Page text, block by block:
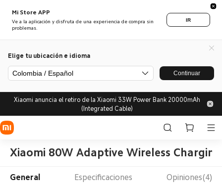
Mi Store APP
Ve a la aplicación y disfruta de una experiencia de compra sin
problemas.
IR
Elige tu ubicación e idioma
Colombia / Español Continuar
Xiaomi anuncia el retiro de la Xiaomi 33W Power Bank 20000mAh
(Integrated Cable)
Xiaomi 80W Adaptive Wireless
General Especificaciones Opiniones(4)